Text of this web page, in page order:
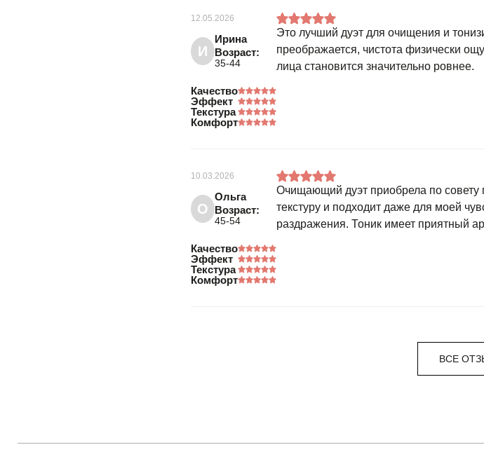
12.05.2026
И
Ирина
Возраст:
35-44
Качество
Эффект
Текстура
Комфорт
Это лучший дуэт для очищения и
преображается, чистота физически
лица становится значительно ровнее.
10.03.2026
О
Ольга
Возраст:
45-54
Качество
Эффект
Текстура
Комфорт
Очищающий дуэт приобрела по совету
текстуру и подходит даже для моей
раздражения. Тоник имеет приятный
ВСЕ